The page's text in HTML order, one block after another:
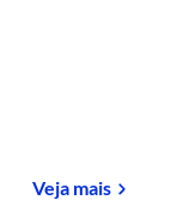
Veja maissobre